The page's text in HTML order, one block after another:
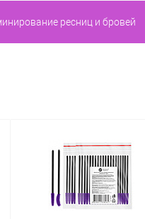
ресниц и бровей